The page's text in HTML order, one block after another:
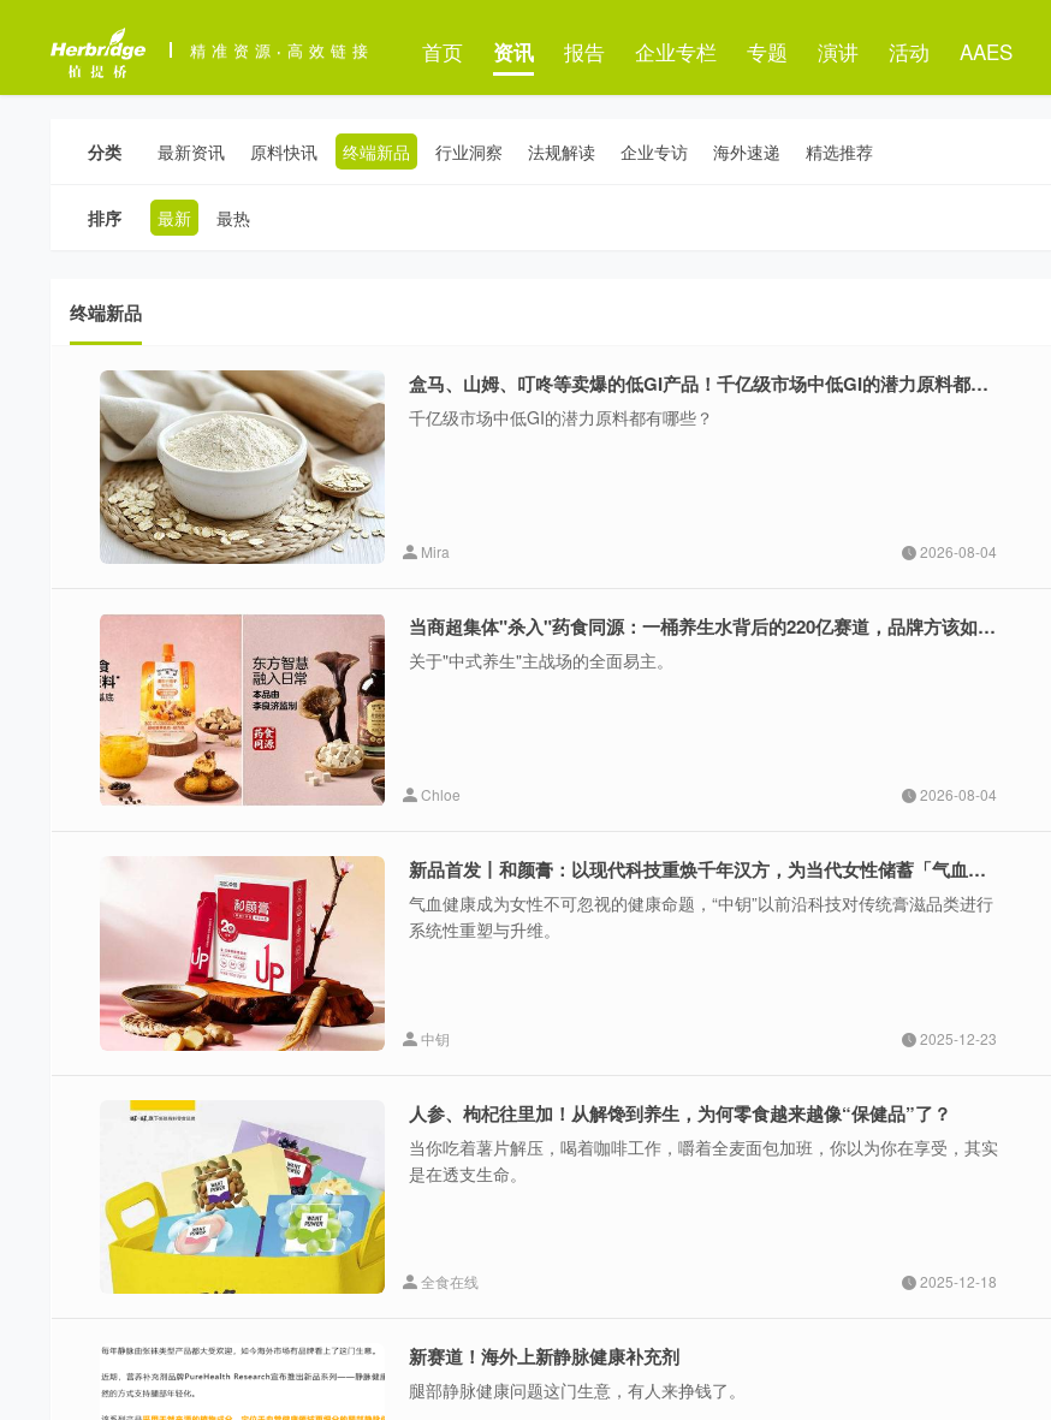
精准资源 · 高效链接 首页 资讯 报告 企业专栏 专题 演讲 活动 AAES
分类 最新资讯 原料快讯 终端新品 行业洞察 法规解读 企业专访 海外速递 精选推荐
排序 最新 最热
终端新品
盒马、山姆、叮咚等卖爆的低GI产品！千亿级市场中低GI的潜力原料都有哪些？
千亿级市场中低GI的潜力原料都有哪些？
Mira 2026-08-04
当商超集体"杀入"药食同源：一桶养生水背后的220亿赛道，品牌方该如何接住这波红利?
关于"中式养生"主战场的全面易主。
Chloe 2026-08-04
新品首发丨和颜膏：以现代科技重焕千年汉方，为当代女性储蓄「气血底气」
气血健康成为女性不可忽视的健康命题，“中钥”以前沿科技对传统膏滋品类进行
系统性重塑与升维。
中钥 2025-12-23
人参、枸杞往里加！从解馋到养生，为何零食越来越像“保健品”了？
当你吃着薯片解压，喝着咖啡工作，嚼着全麦面包加班，你以为你在享受，其实
是在透支生命。
全食在线 2025-12-18
新赛道！海外上新静脉健康补充剂
腿部静脉健康问题这门生意，有人来挣钱了。